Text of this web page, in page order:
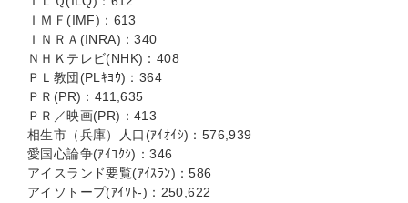
ＩＭＦ(IMF)：613
ＩＮＲＡ(INRA)：340
ＮＨＫテレビ(NHK)：408
ＰＬ教団(PLｷﾖｳ)：364
ＰＲ(PR)：411,635
ＰＲ／映画(PR)：413
相生市（兵庫）人口(ｱｲｵｲｼ)：576,939
愛国心論争(ｱｲｺｸｼ)：346
アイスランド要覧(ｱｲｽﾗﾝ)：586
アイソトープ(ｱｲｿﾄ-)：250,622